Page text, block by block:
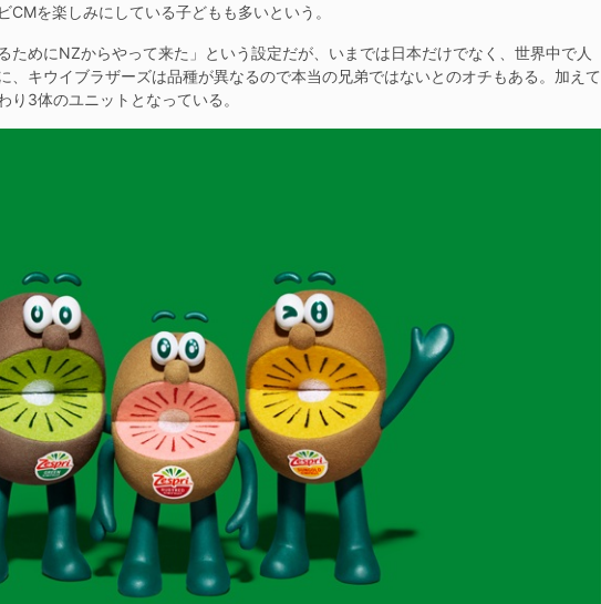
を楽しみにしている子どもも多いという。
めにNZからやって来た」という設定だが、いまでは日本だけでなく、世界中で人
、キウイブラザーズは品種が異なるので本当の兄弟ではないとのオチもある。加えて
3体のユニットとなっている。